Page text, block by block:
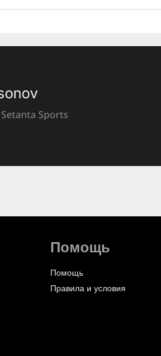
Sports
Помощь
Помощь
Правила и условия